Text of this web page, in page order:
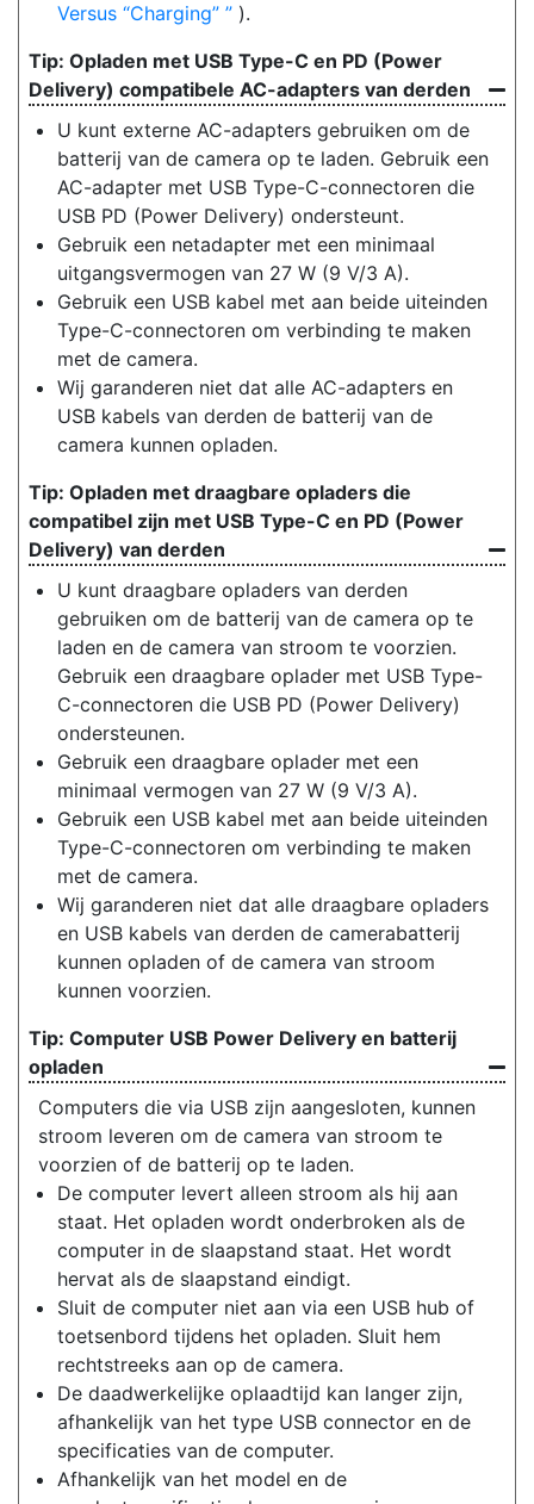
Versus “Charging”
).
Opladen met USB Type-C en PD (Power
Delivery) compatibele AC-adapters van derden
U kunt externe AC-adapters gebruiken om de
batterij van de camera op te laden. Gebruik een
AC-adapter met USB Type-C-connectoren die
USB PD (Power Delivery) ondersteunt.
Gebruik een netadapter met een minimaal
uitgangsvermogen van 27 W (9 V/3 A).
Gebruik een USB kabel met aan beide uiteinden
Type-C-connectoren om verbinding te maken
met de camera.
Wij garanderen niet dat alle AC-adapters en
USB kabels van derden de batterij van de
camera kunnen opladen.
Opladen met draagbare opladers die
compatibel zijn met USB Type-C en PD (Power
Delivery) van derden
U kunt draagbare opladers van derden
gebruiken om de batterij van de camera op te
laden en de camera van stroom te voorzien.
Gebruik een draagbare oplader met USB Type-
C-connectoren die USB PD (Power Delivery)
ondersteunen.
Gebruik een draagbare oplader met een
minimaal vermogen van 27 W (9 V/3 A).
Gebruik een USB kabel met aan beide uiteinden
Type-C-connectoren om verbinding te maken
met de camera.
Wij garanderen niet dat alle draagbare opladers
en USB kabels van derden de camerabatterij
kunnen opladen of de camera van stroom
kunnen voorzien.
Computer USB Power Delivery en batterij
opladen
Computers die via USB zijn aangesloten, kunnen
stroom leveren om de camera van stroom te
voorzien of de batterij op te laden.
De computer levert alleen stroom als hij aan
staat. Het opladen wordt onderbroken als de
computer in de slaapstand staat. Het wordt
hervat als de slaapstand eindigt.
Sluit de computer niet aan via een USB hub of
toetsenbord tijdens het opladen. Sluit hem
rechtstreeks aan op de camera.
De daadwerkelijke oplaadtijd kan langer zijn,
afhankelijk van het type USB connector en de
specificaties van de computer.
Afhankelijk van het model en de